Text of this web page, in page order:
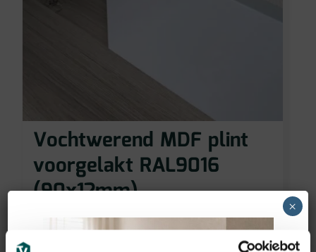
Vochtwerend MDF plint
voorgelakt RAL9016
(90x12mm)
11,95
×